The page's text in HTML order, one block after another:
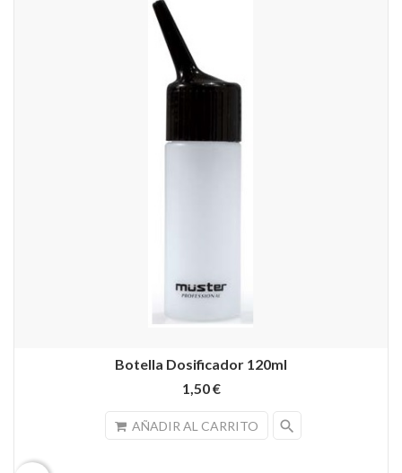
Botella Dosificador 120ml
1,50 €
AÑADIR AL CARRITO search